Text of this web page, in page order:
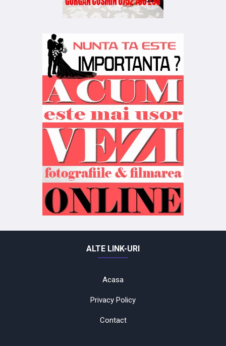
ALTE LINK-URI
Acasa
Privacy Policy
Contact